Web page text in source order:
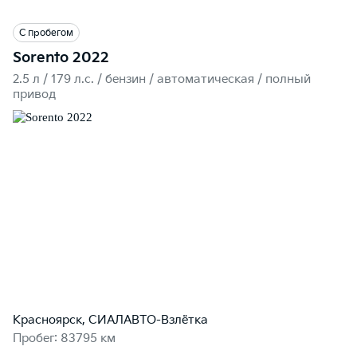
С пробегом
Sorento 2022
2.5 л / 179 л.c. / бензин / автоматическая / полный
привод
Красноярск, СИАЛАВТО-Взлётка
Пробег: 83795 км